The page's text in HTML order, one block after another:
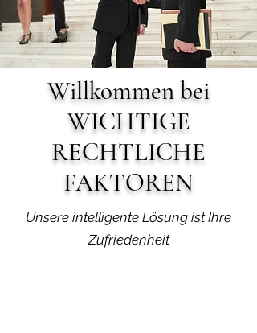
Willkommen bei
WICHTIGE
RECHTLICHE
FAKTOREN
Unsere intelligente Lösung ist Ihre
Zufriedenheit